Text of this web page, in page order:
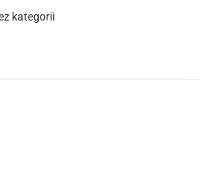
kategorii